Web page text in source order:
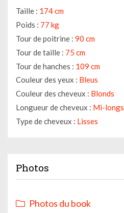
Taille : 174 cm
Poids : 77 kg
Tour de poitrine : 90 cm
Tour de taille : 75 cm
Tour de hanches : 109 cm
Couleur des yeux : Bleus
Couleur des cheveux : Blonds
Longueur de cheveux : Mi-longs
Type de cheveux : Lisses
Photos
Photos du book